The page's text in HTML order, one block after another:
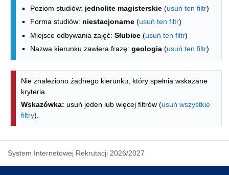
Poziom studiów: jednolite magisterskie (usuń ten filtr)
Forma studiów: niestacjonarne (usuń ten filtr)
Miejsce odbywania zajęć: Słubice (usuń ten filtr)
Nazwa kierunku zawiera frazę: geologia (usuń ten filtr)
Nie znaleziono żadnego kierunku, który spełnia wskazane
kryteria.
Wskazówka: usuń jeden lub więcej filtrów (usuń wszystkie
filtry).
System Internetowej Rekrutacji 2026/2027